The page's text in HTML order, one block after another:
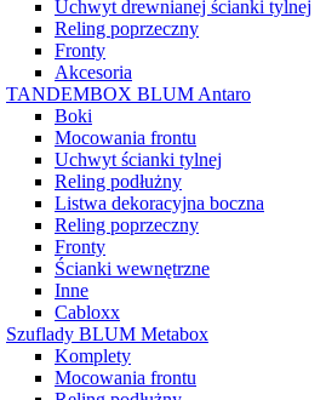
Uchwyt drewnianej ścianki tylnej
Reling poprzeczny
Fronty
Akcesoria
TANDEMBOX BLUM Antaro
Boki
Mocowania frontu
Uchwyt ścianki tylnej
Reling podłużny
Listwa dekoracyjna boczna
Reling poprzeczny
Fronty
Ścianki wewnętrzne
Inne
Cabloxx
Szuflady BLUM Metabox
Komplety
Mocowania frontu